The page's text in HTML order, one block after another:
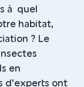
à quel
habitat,
? Le
en
d'experts ont